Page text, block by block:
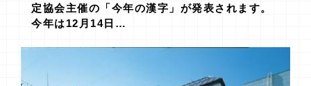
定協会主催の「今年の漢字」が発表されます。
今年は12月14日…